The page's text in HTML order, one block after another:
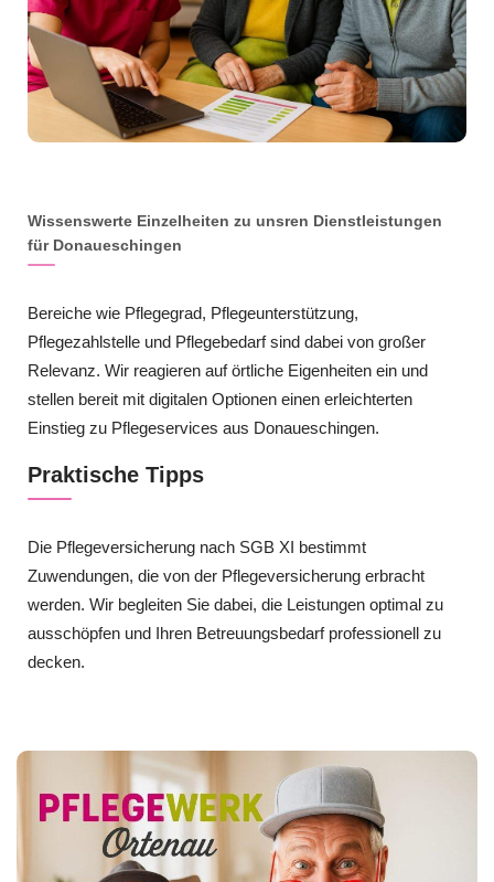
Wissenswerte Einzelheiten zu unsren Dienstleistungen
für Donaueschingen
Bereiche wie Pflegegrad, Pflegeunterstützung,
Pflegezahlstelle und Pflegebedarf sind dabei von großer
Relevanz. Wir reagieren auf örtliche Eigenheiten ein und
stellen bereit mit digitalen Optionen einen erleichterten
Einstieg zu Pflegeservices aus Donaueschingen.
Praktische Tipps
Die Pflegeversicherung nach SGB XI bestimmt
Zuwendungen, die von der Pflegeversicherung erbracht
werden. Wir begleiten Sie dabei, die Leistungen optimal zu
ausschöpfen und Ihren Betreuungsbedarf professionell zu
decken.